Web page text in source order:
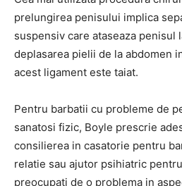
prelungirea penisului implica
suspensiv care ataseaza penisul
deplasarea pielii de la abdomen
acest ligament este taiat.
Pentru barbatii cu probleme de
sanatosi fizic, Boyle prescrie
consilierea in casatorie pentru
relatie sau ajutor psihiatric
preocupati de o problema in